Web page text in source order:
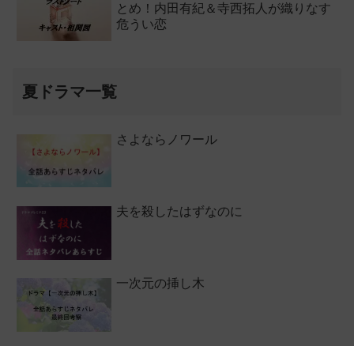
とめ！内田有紀＆寺西拓人が織りなす
危うい恋
夏ドラマ一覧
さよならノワール
夫を殺したはずなのに
一次元の挿し木